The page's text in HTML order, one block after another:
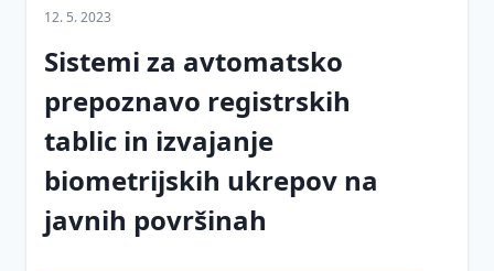
Prenos
podatkov
države
Neposredno
trženje
Pravne
podlage
pregona
Mnenja
smernice
Sodna
praksa
Digitalna
regulacija
Informacije
značaja
Zakon o
informacijski
varnosti
(ZInfV-1)
podatkov
varnosti
osebnih
podatkov
Ustrezno
ravnanje
upravljavcev
Smernice
mnenja
12. 5. 2023
Sistemi za avtomatsko
prepoznavo registrskih
tablic in izvajanje
biometrijskih ukrepov na
javnih površinah